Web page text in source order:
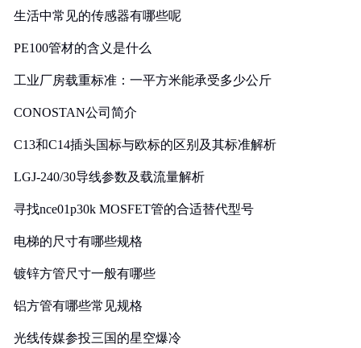
生活中常见的传感器有哪些呢
PE100管材的含义是什么
工业厂房载重标准：一平方米能承受多少公斤
CONOSTAN公司简介
C13和C14插头国标与欧标的区别及其标准解析
LGJ-240/30导线参数及载流量解析
寻找nce01p30k MOSFET管的合适替代型号
电梯的尺寸有哪些规格
镀锌方管尺寸一般有哪些
铝方管有哪些常见规格
光线传媒参投三国的星空爆冷